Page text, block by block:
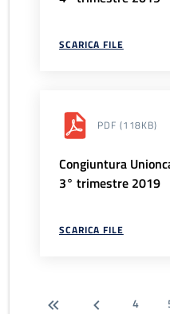
SCARICA FILE
PDF (118KB)
Congiuntura
3° trimestre 2019
SCARICA FILE
4